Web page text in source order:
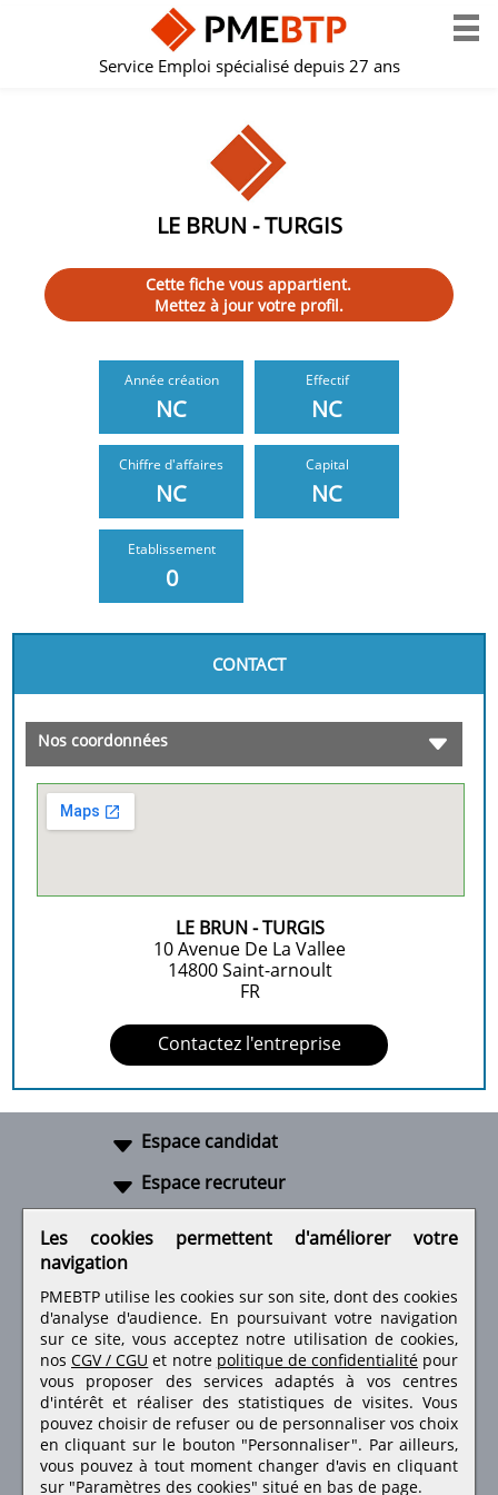
Service Emploi spécialisé depuis 27 ans
LE BRUN - TURGIS
Cette fiche vous appartient.
Mettez à jour votre profil.
Année création
NC
Effectif
NC
Chiffre d'affaires
NC
Capital
NC
Etablissement
0
CONTACT
Nos coordonnées
LE BRUN - TURGIS
10 Avenue De La Vallee
14800Saint-arnoult
FR
Contactez l'entreprise
Espace candidat
Espace recruteur
Retrouvez-nous sur les réseaux sociaux
Les cookies permettent d'améliorer votre
navigation
PMEBTP utilise les cookies sur son site, dont des cookies
d'analyse d'audience. En poursuivant votre navigation
sur ce site, vous acceptez notre utilisation de cookies,
nos CGV / CGU et notre politique de confidentialité pour
vous proposer des services adaptés à vos centres
d'intérêt et réaliser des statistiques de visites.Vous
pouvez choisir de refuser ou de personnaliser vos choix
en cliquant sur le bouton "Personnaliser". Par ailleurs,
vous pouvez à tout moment changer d'avis en cliquant
sur "Paramètres des cookies" situé en bas de page.